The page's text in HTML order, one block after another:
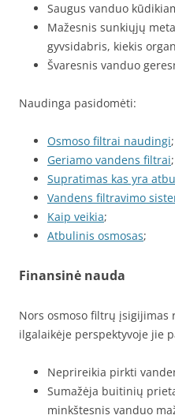
Saugus vanduo
Mažesnis sunkiųjų
gyvsidabris, kiekis
Švaresnis vanduo
Naudinga pasidomėti:
Osmoso filtrai naudingi;
Geriamo vandens filtrai;
Supratimas kas yra
Vandens filtravimo
Kaip veikia;
Atbulinis osmosas;
Finansinė nauda
Nors osmoso filtrų
ilgalaikėje perspektyvoje jie
Neprireikia pirkti
Sumažėja buitinių
minkštesnis vanduo